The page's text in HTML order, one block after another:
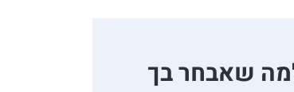
שאבחר בך